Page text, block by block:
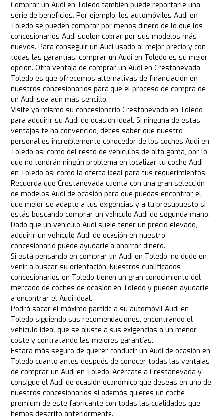
Comprar un Audi en Toledo también puede reportarle una
serie de beneficios. Por ejemplo, los automóviles Audi en
Toledo se pueden comprar por menos dinero de lo que los
concesionarios Audi suelen cobrar por sus modelos más
nuevos. Para conseguir un Audi usado al mejor precio y con
todas las garantías, comprar un Audi en Toledo es su mejor
opción. Otra ventaja de comprar un Audi en Crestanevada
Toledo es que ofrecemos alternativas de financiación en
nuestros concesionarios para que el proceso de compra de
un Audi sea aún más sencillo.
Visite ya mismo su concesionario Crestanevada en Toledo
para adquirir su Audi de ocasión ideal. Si ninguna de estas
ventajas te ha convencido, debes saber que nuestro
personal es increíblemente conocedor de los coches Audi en
Toledo así como del resto de vehículos de alta gama, por lo
que no tendrán ningún problema en localizar tu coche Audi
en Toledo así como la oferta ideal para tus requerimientos.
Recuerda que Crestanevada cuenta con una gran selección
de modelos Audi de ocasión para que puedas encontrar el
que mejor se adapte a tus exigencias y a tu presupuesto si
estás buscando comprar un vehículo Audi de segunda mano.
Dado que un vehículo Audi suele tener un precio elevado,
adquirir un vehículo Audi de ocasión en nuestro
concesionario puede ayudarle a ahorrar dinero.
Si está pensando en comprar un Audi en Toledo, no dude en
venir a buscar su orientación. Nuestros cualificados
concesionarios en Toledo tienen un gran conocimiento del
mercado de coches de ocasión en Toledo y pueden ayudarle
a encontrar el Audi ideal.
Podrá sacar el máximo partido a su automóvil Audi en
Toledo siguiendo sus recomendaciones, encontrando el
vehículo ideal que se ajuste a sus exigencias a un menor
coste y contratando las mejores garantías.
Estará más seguro de querer conducir un Audi de ocasión en
Toledo cuanto antes después de conocer todas las ventajas
de comprar un Audi en Toledo. Acércate a Crestanevada y
consigue el Audi de ocasión económico que deseas en uno de
nuestros concesionarios si además quieres un coche
premium de este fabricante con todas las cualidades que
hemos descrito anteriormente.